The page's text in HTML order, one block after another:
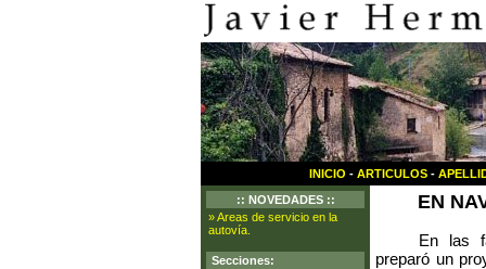
INICIO - ARTICULOS -
:: NOVEDADES ::
» Areas de servicio en la
autovía.
Secciones:
EN
En las
preparó un